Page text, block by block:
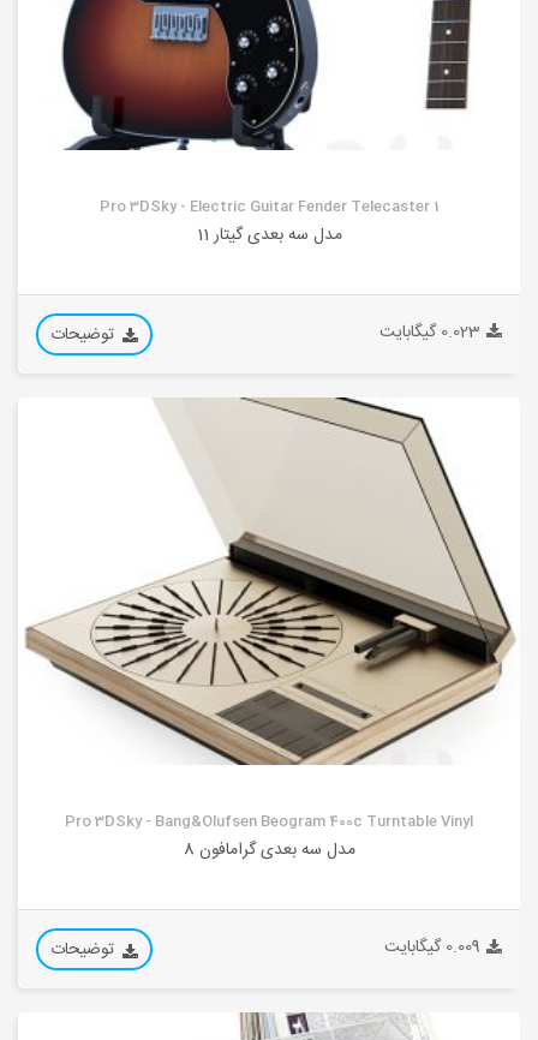
Pro 3DSky - Electric Guitar Fender Telecaster 1
مدل سه بعدی گیتار 11
0.023 گیگابایت توضیحات
Pro 3DSky - Bang&Olufsen Beogram 400c Turntable Vinyl
مدل سه بعدی گرامافون 8
0.009 گیگابایت توضیحات